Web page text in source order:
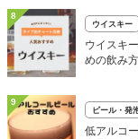
8
ウイスキー
ウイスキ
めの飲み
9
ビール・発
低アルコ